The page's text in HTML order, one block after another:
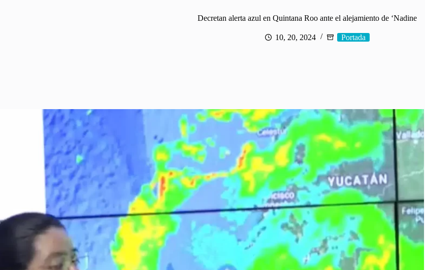
Decretan alerta azul en Quintana Roo ante el alejamiento de ‘Nadine
10, 20, 2024 Portada